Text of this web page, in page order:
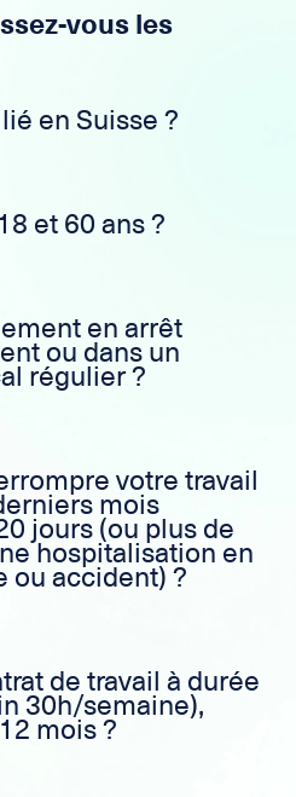
vous les
en Suisse ?
et 60 ans ?
en arrêt
ou dans un
régulier ?
votre travail
mois
jours (ou plus de
hospitalisation en
ou accident) ?
de travail à durée
30h/semaine),
mois ?